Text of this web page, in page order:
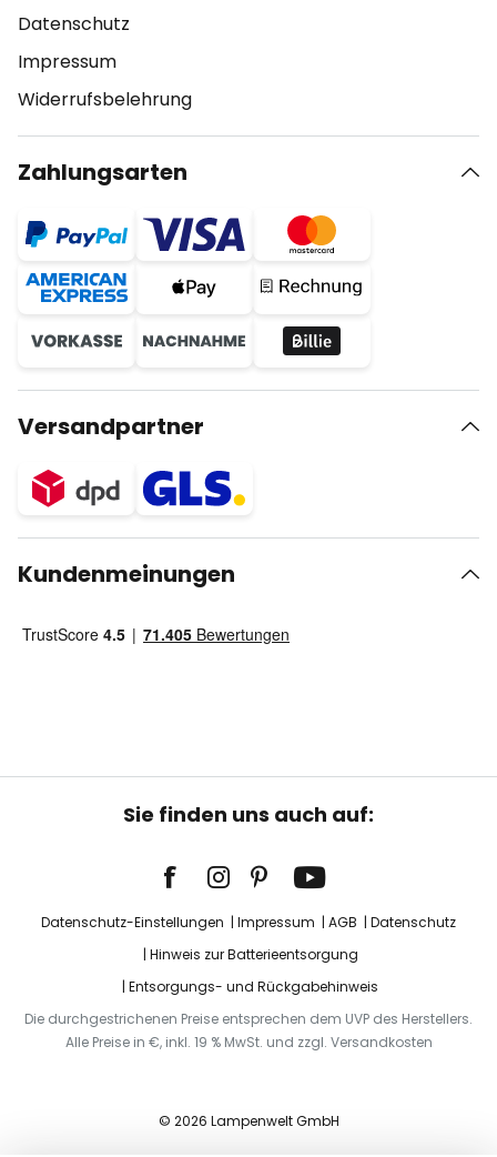
Datenschutz
Impressum
Widerrufsbelehrung
Zahlungsarten
Versandpartner
Kundenmeinungen
Sie finden uns auch auf:
Datenschutz-Einstellungen Impressum AGB
Datenschutz
Hinweis zur Batterieentsorgung
Entsorgungs- und Rückgabehinweis
Die durchgestrichenen Preise entsprechen dem UVP des Herstellers.
Alle Preise in €, inkl. 19 % MwSt. und zzgl. Versandkosten
© 2026 Lampenwelt GmbH